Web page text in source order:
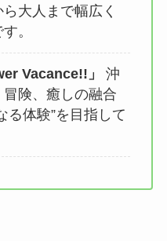
大人まで幅広く
。
Vacance!!」
沖
険、癒しの融合
る体験”を目指して